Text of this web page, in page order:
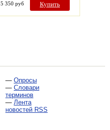
5 350 руб Купить
— Опросы
— Словари
терминов
— Лента
новостей RSS